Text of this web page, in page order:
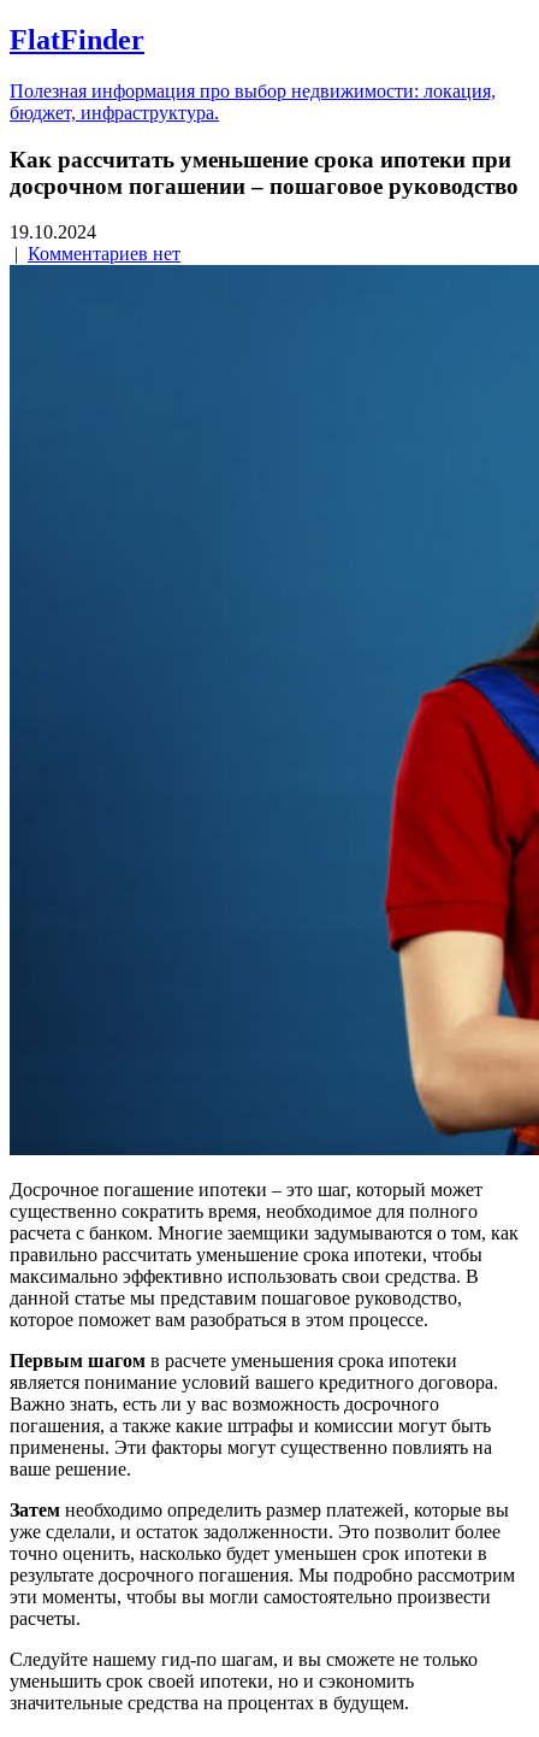
FlatFinder
Полезная информация про выбор недвижимости: локация,
бюджет, инфраструктура.
Как рассчитать уменьшение срока ипотеки при
досрочном погашении – пошаговое руководство
19.10.2024
| Комментариев нет
Досрочное погашение ипотеки – это шаг, который может
существенно сократить время, необходимое для полного
расчета с банком. Многие заемщики задумываются о том, как
правильно рассчитать уменьшение срока ипотеки, чтобы
максимально эффективно использовать свои средства. В
данной статье мы представим пошаговое руководство,
которое поможет вам разобраться в этом процессе.
Первым шагом в расчете уменьшения срока ипотеки
является понимание условий вашего кредитного договора.
Важно знать, есть ли у вас возможность досрочного
погашения, а также какие штрафы и комиссии могут быть
применены. Эти факторы могут существенно повлиять на
ваше решение.
Затем необходимо определить размер платежей, которые вы
уже сделали, и остаток задолженности. Это позволит более
точно оценить, насколько будет уменьшен срок ипотеки в
результате досрочного погашения. Мы подробно рассмотрим
эти моменты, чтобы вы могли самостоятельно произвести
расчеты.
Следуйте нашему гид-по шагам, и вы сможете не только
уменьшить срок своей ипотеки, но и сэкономить
значительные средства на процентах в будущем.